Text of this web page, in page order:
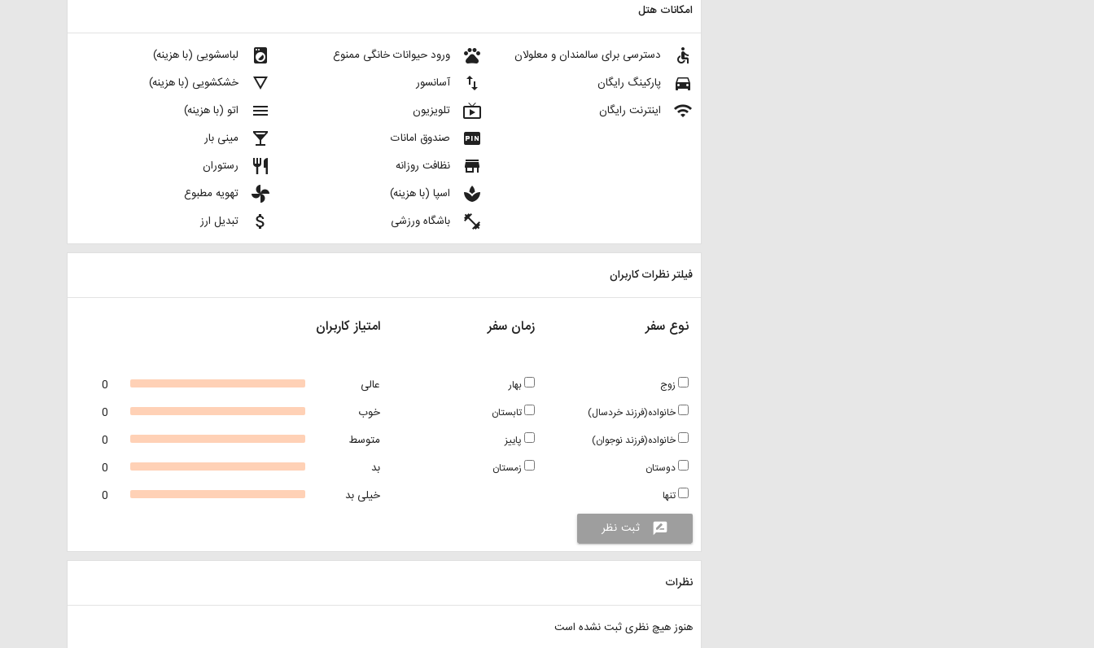
امکانات هتل
local_laundry_service لباسشویی (با هزینه)
details خشکشویی (با هزینه)
menu اتو (با هزینه)
local_bar مینی بار
restaurant رستوران
toys تهویه مطبوع
attach_money تبدیل ارز
pets ورود حیوانات خانگی ممنوع
import_export آسانسور
live_tv تلویزیون
fiber_pin صندوق امانات
store نظافت روزانه
spa اسپا (با هزینه)
fitness_center باشگاه ورزشی
accessible دسترسی برای سالمندان و معلولان
directions_car پارکینگ رایگان
wifi اینترنت رایگان
فیلتر نظرات کاربران
امتیاز کاربران
0
عالی
0
خوب
0
متوسط
0
بد
0
خیلی بد
زمان سفر
بهار
تابستان
پاییز
زمستان
نوع سفر
زوج
خانواده(فرزند خردسال)
خانواده(فرزند نوجوان)
دوستان
تنها
rate_review
ثبت نظر
نظرات
هنوز هیچ نظری ثبت نشده است